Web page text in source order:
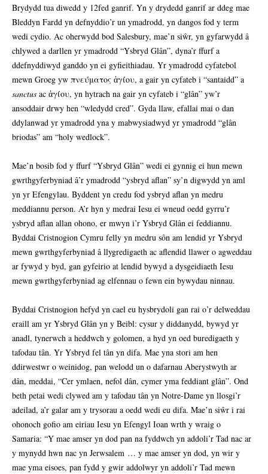
Brydydd tua diwedd y 12fed ganrif. Yn y drydedd ganrif ar ddeg mae
Bleddyn Fardd yn defnyddio’r un ymadrodd, yn dangos fod y term
wedi cydio. Ac oherwydd bod Salesbury, mae’n siŵr, yn gyfarwydd â
chlywed a darllen yr ymadrodd “Ysbryd Glân”, dyna’r ffurf a
ddefnyddiwyd ganddo yn ei gyfieithiadau. Yr ymadrodd cyfatebol
mewn Groeg yw πνεύματος ἁγίου, a gair yn cyfateb i “santaidd” a
sanctus ac ἁγίου, yn hytrach na gair yn cyfateb i “glân” yw’r
ansoddair drwy hen “wledydd cred”. Gyda llaw, efallai mai o dan
ddylanwad yr ymadrodd yna y mabwysiadwyd yr ymadrodd “glân
briodas” am “holy wedlock”.
Mae’n bosib fod y ffurf “Ysbryd Glân” wedi ei gynnig ei hun mewn
gwrthgyferbyniad â’r ymadrodd “ysbryd aflan” sy’n digwydd yn aml
yn yr Efengylau. Byddent yn credu fod ysbryd aflan yn medru
meddiannu person. A’r hyn y medrai Iesu ei wneud oedd gyrru’r
ysbryd aflan allan ohono, er mwyn i’r Ysbryd Glân ei feddiannu.
Byddai Cristnogion Cymru felly yn medru sôn am lendid yr Ysbryd
mewn gwrthgyferbyniad â llygredigaeth ac aflendid llawer o agweddau
ar fywyd y byd, gan gyfeirio at lendid bywyd a dysgeidiaeth Iesu
mewn gwrthgyferbyniad ag elfennau o fewn ein bywydau ninnau.
Byddai Cristnogion hefyd yn cael eu hysbrydoli gan rai o’r delweddau
eraill am yr Ysbryd Glân yn y Beibl: cysur y diddanydd, bywyd yr
anadl, tynerwch a heddwch y golomen, a hyd yn oed buredigaeth y
tafodau tân. Yr Ysbryd fel tân yn difa. Mae yna stori am hen
ddirwestwr o weinidog, pan welodd un o dafarnau Aberystwyth ar
dân, meddai, “Cer ymlaen, nefol dân, cymer yma feddiant glân”. Ond
beth petai wedi clywed am y tafodau tân yn Notre-Dame yn llosgi’r
adeilad, a’r galar am y trysorau a oedd wedi eu difa. Mae’n siŵr i rai
ohonoch gofio am eiriau Iesu yn Efengyl Ioan wrth y wraig o
Samaria: “Y mae amser yn dod pan na fyddwch yn addoli’r Tad nac ar
y mynydd hwn nac yn Jerwsalem … y mae amser yn dod, yn wir y
mae yma eisoes, pan fydd y gwir addolwyr yn addoli’r Tad mewn